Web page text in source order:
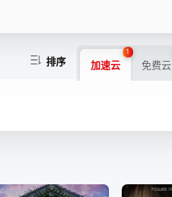
排序 加速云
1
免费云